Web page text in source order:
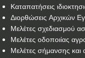
Καταπατήσεις
Διορθώσεις Αρχικών
Μελέτες σχεδιασμού
Μελέτες οδοποιίας
Μελέτες σήμανσης